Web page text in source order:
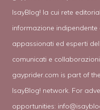
IsayBlog! la cui rete
informazione
appassionati ed esperti
comunicati e
gayprider.com is part of the
IsayBlog! network. For
opportunities: